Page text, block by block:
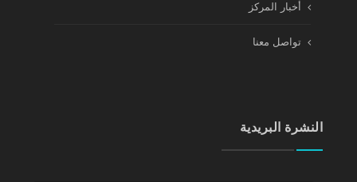
أخبار المركز
تواصل معنا
النشرة البريدية